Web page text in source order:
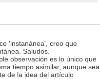
'instanánea', creo que
Saludos.
observación es lo único que
tiempo asimilar, aunque sea
de la idea del artículo